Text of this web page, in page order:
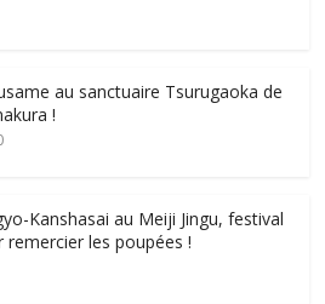
au sanctuaire Tsurugaoka de
!
Kanshasai au Meiji Jingu, festival
remercier les poupées !